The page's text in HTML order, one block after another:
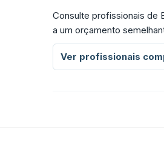
Consulte profissionais de
a um orçamento
Ver profissionais